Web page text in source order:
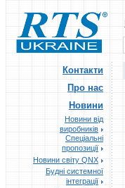
Контакти
Про нас
Новини
Новини від
виробників
Спеціальні
пропозиції
Новини світу QNX
Будні системної
інтеграції